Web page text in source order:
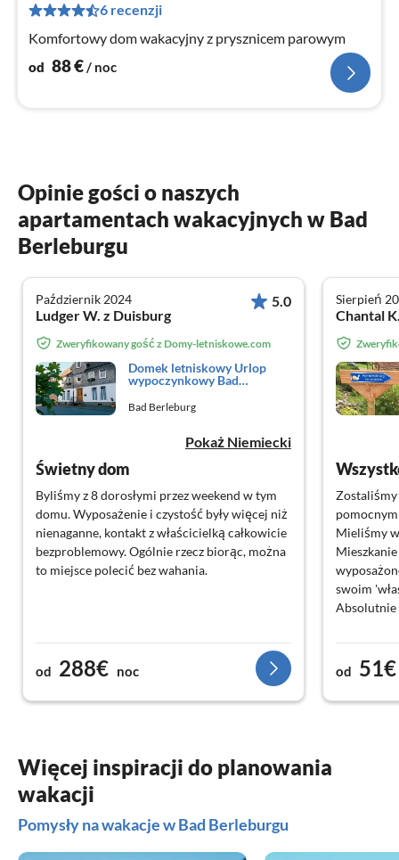
6 recenzji
Komfortowy dom wakacyjny z prysznicem parowym
od 88€/ noc
Opinie gości o naszych
apartamentach wakacyjnych w Bad
Berleburgu
Październik 2024
Ludger W. z Duisburg
5.0
Zweryfikowany gość z Domy-letniskowe.com
Domek letniskowy Urlop
wypoczynkowy Bad
Bad Berleburg
Pokaż Niemiecki
Świetny dom
Byliśmy z 8 dorosłymi przez weekend w tym
domu. Wyposażenie i czystość były więcej niż
nienaganne, kontakt z właścicielką całkowicie
bezproblemowy. Ogólnie rzecz biorąc, można
to miejsce polecić bez wahania.
od 288€ noc
Sierpień
Chantal
Zostaliśmy
Mieliśmy
swoim
Absolutnie
od 51€
Więcej inspiracji do planowania
wakacji
Pomysły na wakacje w Bad Berleburgu